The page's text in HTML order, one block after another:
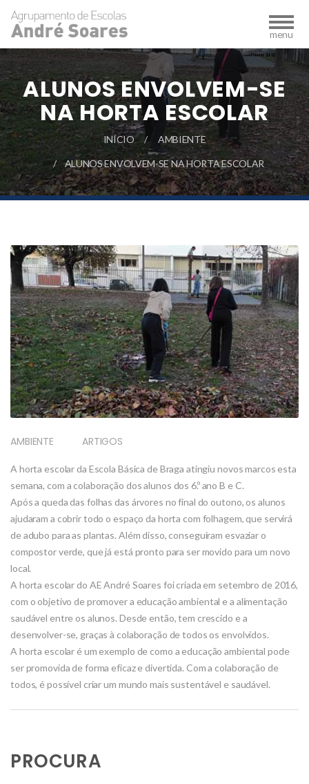
ALUNOS ENVOLVEM-SE
NA HORTA ESCOLAR
INÍCIO AMBIENTE
ALUNOS ENVOLVEM-SE NA HORTA ESCOLAR
AMBIENTE ARTIGOS
A horta escolar da Escola Básica de Braga atingiu novos marcos esta
semana, com a colaboração dos alunos dos 6.º ano B e C.
Após a queda das folhas das árvores no final do outono, os alunos
ajudaram a cobrir todo o espaço da horta com folhagem, que servirá
de adubo para as plantas. Além disso, conseguiram esvaziar o
compostor verde, que já está pronto para ser movido para um novo
local.
A horta escolar do AE André Soares foi criada em setembro de 2016,
com o objetivo de promover a educação ambiental e a alimentação
saudável entre os alunos. Desde então, tem crescido e a
desenvolver-se, graças à colaboração de todos os envolvidos.
A horta escolar é um exemplo de como a educação ambiental pode
ser promovida de forma eficaz e divertida. Com a colaboração de
todos, é possível criar um mundo mais sustentável e saudável.
PROCURA